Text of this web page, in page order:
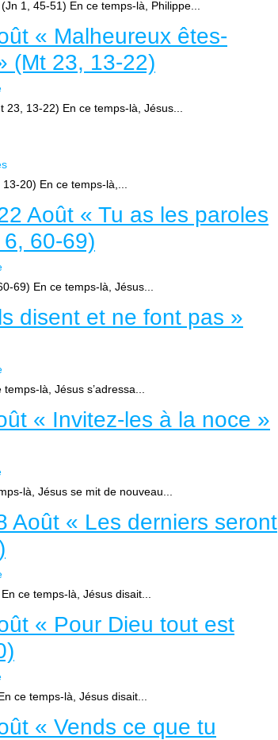
1, 45-51) En ce temps-là, Philippe...
« Malheureux êtes-
(Mt 23, 13-22)
13-22) En ce temps-là, Jésus...
20) En ce temps-là,...
Août « Tu as les paroles
60-69)
69) En ce temps-là, Jésus...
disent et ne font pas »
là, Jésus s’adressa...
« Invitez-les à la noce »
là, Jésus se mit de nouveau...
Août « Les derniers seront
ce temps-là, Jésus disait...
« Pour Dieu tout est
ce temps-là, Jésus disait...
« Vends ce que tu